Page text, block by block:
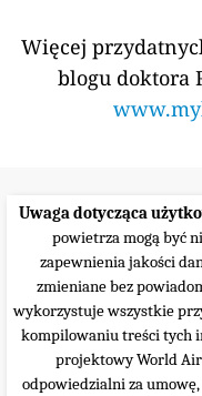
Więcej
blogu doktora
Uwaga dotycząca
powietrza mogą być
zapewnienia jakości
zmieniane bez
wykorzystuje wszystkie
kompilowaniu treści tych
projektowy World
odpowiedzialni za